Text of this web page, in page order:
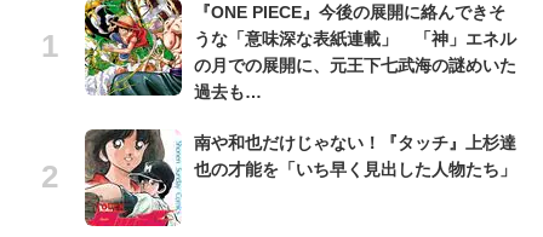
『ONE PIECE』今後の展開に絡んできそ
うな「意味深な表紙連載」 「神」エネル
の月での展開に、元王下七武海の謎めいた
過去も…
南や和也だけじゃない！『タッチ』上杉達
也の才能を「いち早く見出した人物たち」